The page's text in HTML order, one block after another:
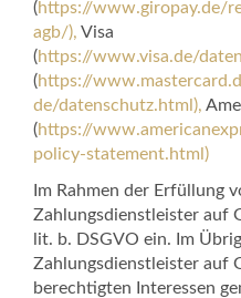
(https://www.giropay.de/
agb/), Visa
(https://www.visa.de/
(https://
de/datenschutz.html),
(https://
policy-statement.html)
Im Rahmen der Erfüllung
Zahlungsdienstleister auf
lit. b. DSGVO ein. Im
Zahlungsdienstleister auf
berechtigten Interessen